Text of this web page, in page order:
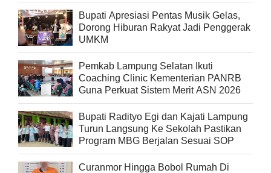
Bupati Apresiasi Pentas Musik Gelas,
Dorong Hiburan Rakyat Jadi Penggerak
UMKM
Pemkab Lampung Selatan Ikuti
Coaching Clinic Kementerian PANRB
Guna Perkuat Sistem Merit ASN 2026
Bupati Radityo Egi dan Kajati Lampung
Turun Langsung Ke Sekolah Pastikan
Program MBG Berjalan Sesuai SOP
Curanmor Hingga Bobol Rumah Di